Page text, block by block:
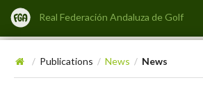
Real Federación Andaluza de Golf
/ Publications / News / News